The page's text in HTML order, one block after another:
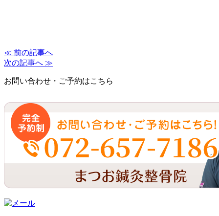
≪ 前の記事へ
次の記事へ ≫
お問い合わせ・ご予約はこちら